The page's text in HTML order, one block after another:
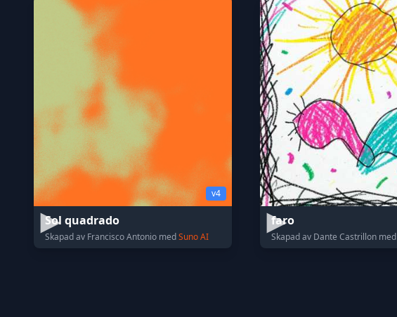
v4
Sol quadrado
Skapad av Francisco Antonio medSuno AI
faro
Skapad av Dante Castrillon med